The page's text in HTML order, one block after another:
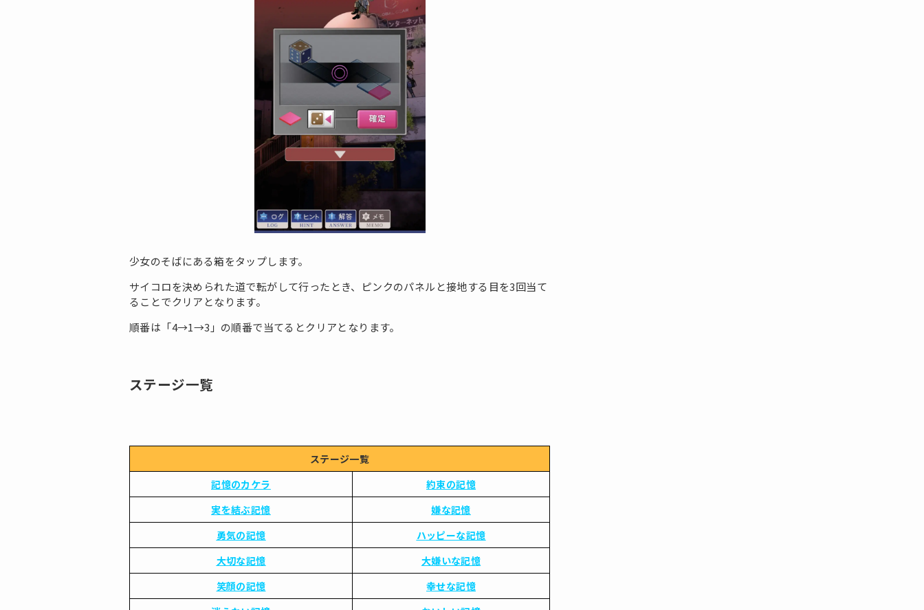
少女のそばにある箱をタップします。
サイコロを決められた道で転がして行ったとき、ピンクのパネルと接地する目を3回当て
ることでクリアとなります。
順番は「4→1→3」の順番で当てるとクリアとなります。
ステージ一覧
ステージ一覧
記憶のカケラ
約束の記憶
実を結ぶ記憶
嫌な記憶
勇気の記憶
ハッピーな記憶
大切な記憶
大嫌いな記憶
笑顔の記憶
幸せな記憶